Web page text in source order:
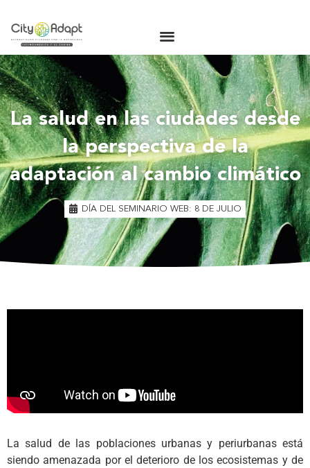
La salud en las ciudades desde
la perspectiva de la
adaptación al cambio climático
DÍA DEL SEMINARIO WEB: 8 DE JULIO
La salud de las poblaciones urbanas y periurbanas está
siendo amenazada por el deterioro de los ecosistemas y de